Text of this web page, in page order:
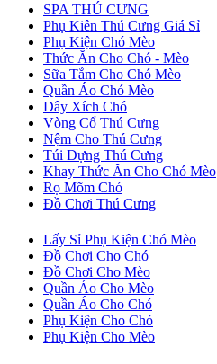
SPA THÚ CƯNG
Phụ Kiên Thú Cưng Giá Sỉ
Phụ Kiện Chó Mèo
Thức Ăn Cho Chó - Mèo
Sữa Tắm Cho Chó Mèo
Quần Áo Chó Mèo
Dây Xích Chó
Vòng Cổ Thú Cưng
Nệm Cho Thú Cưng
Túi Đựng Thú Cưng
Khay Thức Ăn Cho Chó Mèo
Rọ Mõm Chó
Đồ Chơi Thú Cưng
Lấy Sỉ Phụ Kiện Chó Mèo
Đồ Chơi Cho Chó
Đồ Chơi Cho Mèo
Quần Áo Cho Mèo
Quần Áo Cho Chó
Phụ Kiện Cho Chó
Phụ Kiện Cho Mèo